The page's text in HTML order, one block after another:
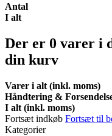
Antal
I alt
Der er 0 varer i
din kurv
Varer i alt (inkl. moms)
Håndtering &
I alt (inkl. moms)
Fortsæt indkøb Fortsæt til
Kategorier